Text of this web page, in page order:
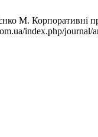
М. Корпоративні
index.php/journal/